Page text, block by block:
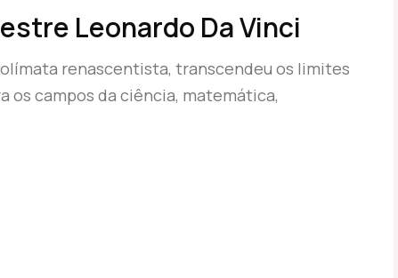
Leonardo Da Vinci
renascentista, transcendeu os limites
os campos da ciência, matemática,